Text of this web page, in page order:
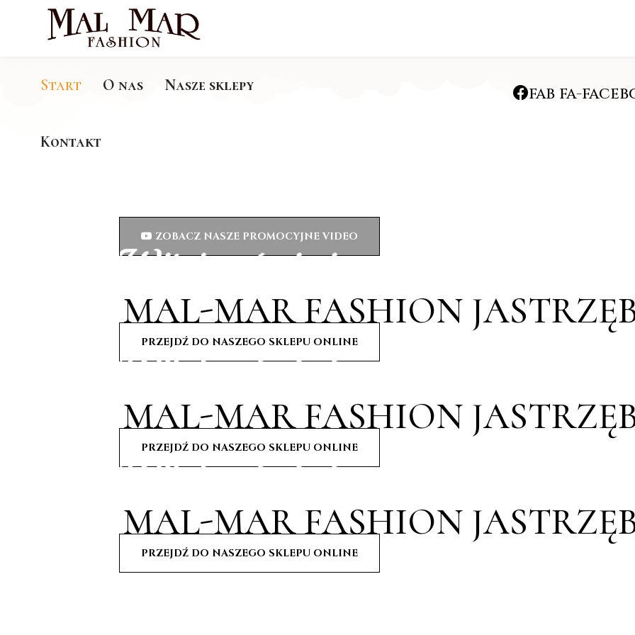
Start O nas Nasze sklepy
Kontakt
fab fa-
30-lecie firmy Mal-Mar Fashion
ZOBACZ NASZE PROMOCYJNE VIDEO
Witaj w świecie mody
MAL-MAR FASHION
PRZEJDŹ DO NASZEGO SKLEPU ONLINE
Witaj w świecie mody
MAL-MAR FASHION
PRZEJDŹ DO NASZEGO SKLEPU ONLINE
Witaj w świecie mody
MAL-MAR FASHION
PRZEJDŹ DO NASZEGO SKLEPU ONLINE